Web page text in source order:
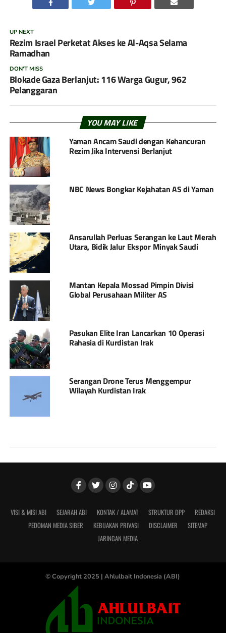
UP NEXT
Rezim Israel Perketat Akses ke Al-Aqsa Selama
Ramadhan
DON'T MISS
Blokade Gaza Berlanjut: 116 Warga Gugur, 962
Pelanggaran
YOU MAY LIKE
Yaman Ancam Saudi dengan Kehancuran
Rezim Jika Intervensi Berlanjut
NBC News Bongkar Kejahatan AS di Yaman
Ansarullah Perluas Serangan ke Laut Merah
Utara, Bidik Jalur Ekspor Minyak Saudi
Mantan Kepala Mossad Pimpin Divisi
Global Perusahaan Militer AS
Pasukan Elite Iran Lancarkan 10 Operasi
Rahasia di Kurdistan Irak
Serangan Drone Terus Menggempur
Wilayah Kurdistan Irak
VISI & MISI ABI SEJARAH ABI KONTAK / ALAMAT STRUKTUR DPP
REDAKSI
PEDOMAN MEDIA SIBER
KEBIJAKAN PRIVASI DISCLAIMER
SITEMAP
JARINGAN MEDIA
© Copyright 2025 | Ahlulbait Indonesia (ABI)